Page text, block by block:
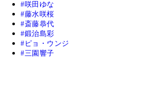
咲田ゆな
藤水咲桜
斎藤恭代
鍛治島彩
ピョ・ウンジ
三園響子